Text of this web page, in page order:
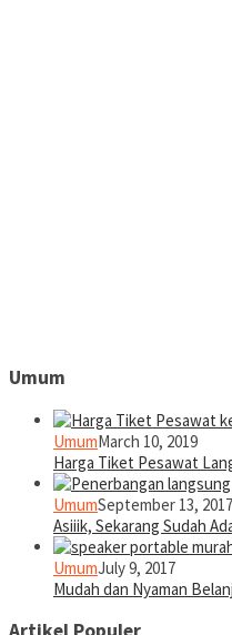
Umum
UmumMarch 10, 2019
Harga Tiket Pesawat
UmumSeptember 13, 2017
Asiiik, Sekarang Sudah
UmumJuly 9, 2017
Mudah dan Nyaman